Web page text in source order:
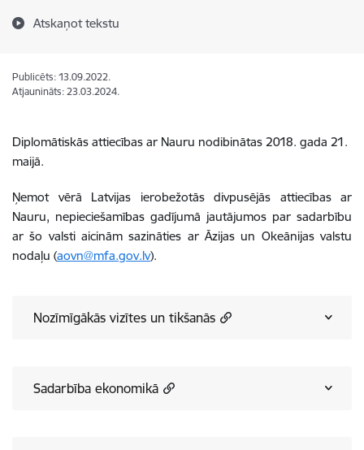
Atskaņot tekstu
Publicēts: 13.09.2022.
Atjaunināts: 23.03.2024.
Diplomātiskās attiecības ar Nauru nodibinātas 2018. gada 21.
maijā.
Ņemot vērā Latvijas ierobežotās divpusējās attiecības ar
Nauru, nepieciešamības gadījumā jautājumos par sadarbību
ar šo valsti aicinām sazināties ar Āzijas un Okeānijas valstu
nodaļu (aovn@mfa.gov.lv).
Nozīmīgākās vizītes un tikšanās
Sadarbība ekonomikā